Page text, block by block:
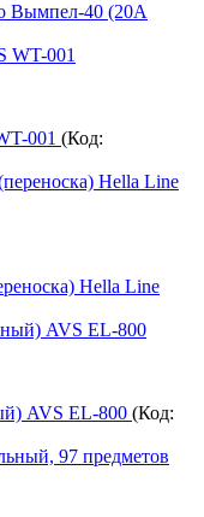
Вымпел-40 (20A
001 (Код:
Hella Line
AVS EL-800 (Код: